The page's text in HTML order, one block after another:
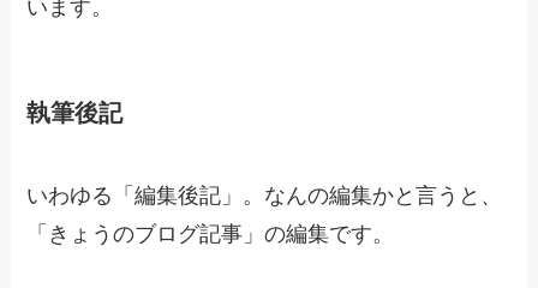
います。
執筆後記
いわゆる「編集後記」。なんの編集かと言うと、
「きょうのブログ記事」の編集です。